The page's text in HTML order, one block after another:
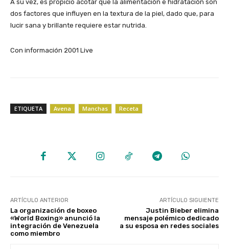
A su vez, es propicio acotar que la alimentación e hidratación son
dos factores que influyen en la textura de la piel, dado que, para
lucir sana y brillante requiere estar nutrida.
Con información 2001 Live
ETIQUETA Avena Manchas Receta
ARTÍCULO ANTERIOR
La organización de boxeo
«World Boxing» anunció la
integración de Venezuela
como miembro
ARTÍCULO SIGUIENTE
Justin Bieber elimina
mensaje polémico dedicado
a su esposa en redes sociales